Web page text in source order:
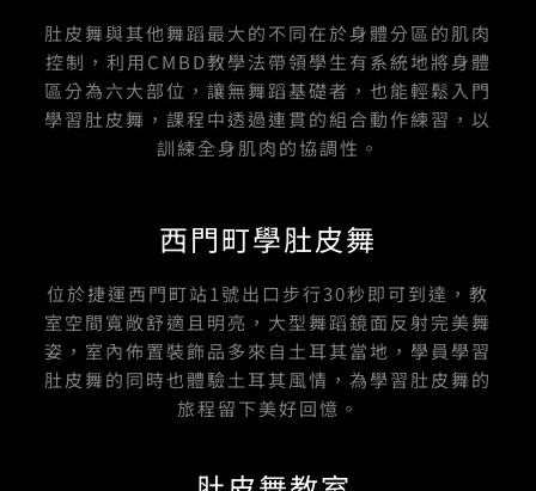
肚皮舞與其他舞蹈最大的不同在於身體分區的肌肉
控制，利用CMBD教學法帶領學生有系統地將身體
區分為六大部位，讓無舞蹈基礎者，也能輕鬆入門
學習肚皮舞，課程中透過連貫的組合動作練習，以
訓練全身肌肉的協調性。
西門町學肚皮舞
位於捷運西門町站1號出口步行30秒即可到達，教
室空間寬敞舒適且明亮，大型舞蹈鏡面反射完美舞
姿，室內佈置裝飾品多來自土耳其當地，學員學習
肚皮舞的同時也體驗土耳其風情，為學習肚皮舞的
旅程留下美好回憶。